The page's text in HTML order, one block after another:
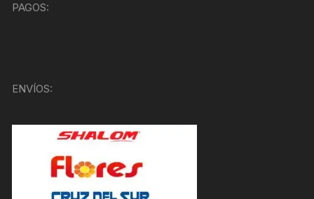
PAGOS:
ENVÍOS: